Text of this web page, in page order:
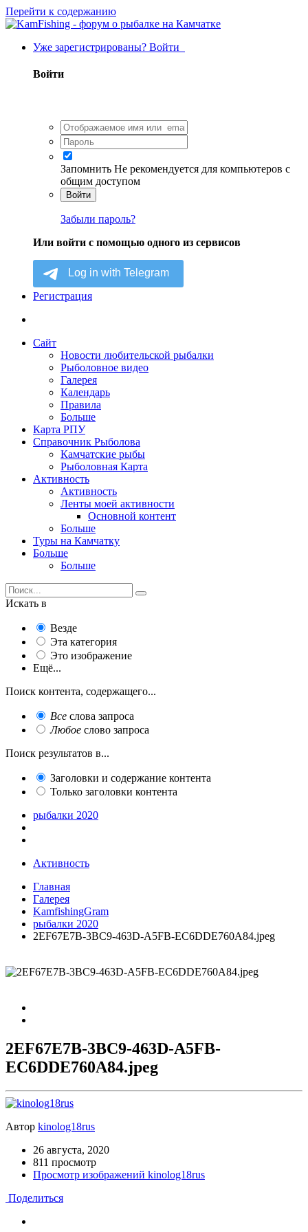
Перейти к содержанию
Уже зарегистрированы? Войти
Войти
Запомнить Не рекомендуется для компьютеров с
общим доступом
Войти
Забыли пароль?
Или войти с помощью одного из сервисов
Регистрация
Сайт
Новости любительской рыбалки
Рыболовное видео
Галерея
Календарь
Правила
Больше
Карта РПУ
Справочник Рыболова
Камчатские рыбы
Рыболовная Карта
Активность
Активность
Ленты моей активности
Основной контент
Больше
Туры на Камчатку
Больше
Больше
Искать в
Везде
Эта категория
Это изображение
Ещё...
Поиск контента, содержащего...
Все слова запроса
Любое слово запроса
Поиск результатов в...
Заголовки и содержание контента
Только заголовки контента
рыбалки 2020
Активность
Главная
Галерея
KamfishingGram
рыбалки 2020
2EF67E7B-3BC9-463D-A5FB-EC6DDE760A84.jpeg
2EF67E7B-3BC9-463D-A5FB-
EC6DDE760A84.jpeg
Автор kinolog18rus
26 августа, 2020
811 просмотр
Просмотр изображений kinolog18rus
Поделиться